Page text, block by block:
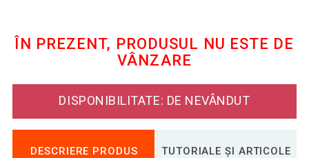
ÎN PREZENT, PRODUSUL NU ESTE DE
VÂNZARE
DISPONIBILITATE: DE NEVÂNDUT
DESCRIERE PRODUS TUTORIALE ȘI ARTICOLE